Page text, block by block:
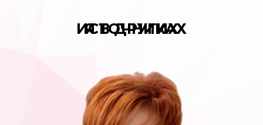
Я В ДРУГИХ ИСТОЧНИКАХ